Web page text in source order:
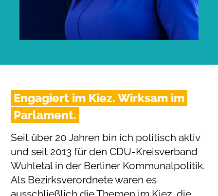
Engagiert im Kiez. Wirksam im
Parlament.
Seit über 20 Jahren bin ich politisch aktiv
und seit 2013 für den CDU-Kreisverband
Wuhletal in der Berliner Kommunalpolitik.
Als Bezirksverordnete waren es